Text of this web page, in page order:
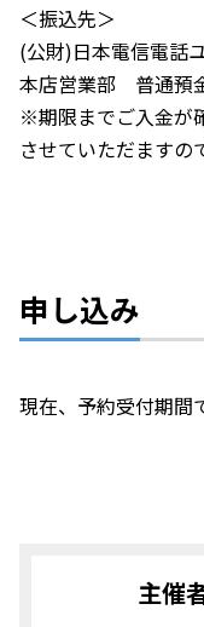
＜振込先＞
(公財)日本電信電
本店営業部 普通預
※期限までご入金が
させていただますの
申し込み
現在、予約受付期間
主催